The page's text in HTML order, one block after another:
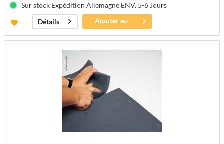
Sur stock Expédition Allemagne ENV. 5-6 Jours
Détails
Ajouter au
panier